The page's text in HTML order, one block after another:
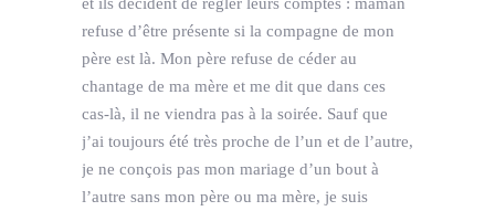
refuse d’être présente si la compagne de mon
père est là. Mon père refuse de céder au
chantage de ma mère et me dit que dans ces
cas-là, il ne viendra pas à la soirée. Sauf que
j’ai toujours été très proche de l’un et de l’autre,
je ne conçois pas mon mariage d’un bout à
l’autre sans mon père ou ma mère, je suis